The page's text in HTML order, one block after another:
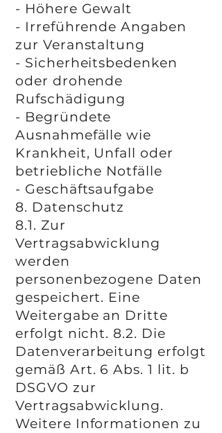
- Höhere Gewalt
- Irreführende Angaben
zur Veranstaltung
- Sicherheitsbedenken
oder drohende
Rufschädigung
- Begründete
Ausnahmefälle wie
Krankheit, Unfall oder
betriebliche Notfälle
- Geschäftsaufgabe
8. Datenschutz
8.1. Zur
Vertragsabwicklung
werden
personenbezogene Daten
gespeichert. Eine
Weitergabe an Dritte
erfolgt nicht. 8.2. Die
Datenverarbeitung erfolgt
gemäß Art. 6 Abs. 1 lit. b
DSGVO zur
Vertragsabwicklung.
Weitere Informationen zu